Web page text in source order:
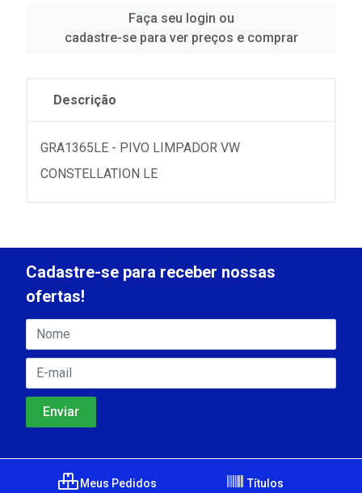
Faça seu login ou
cadastre-se para ver preços e comprar
Descrição
GRA1365LE - PIVO LIMPADOR VW
CONSTELLATION LE
Cadastre-se para receber nossas
ofertas!
Meus Pedidos Títulos